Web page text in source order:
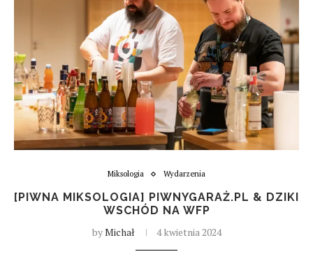
Miksologia Wydarzenia
[PIWNA MIKSOLOGIA] PIWNYGARAŻ.PL & DZIKI
WSCHÓD NA WFP
byMichał 4 kwietnia 2024